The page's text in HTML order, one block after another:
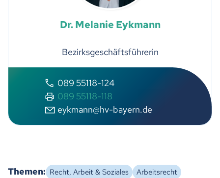
Dr. Melanie Eykmann
Bezirksgeschäftsführerin
089 55118-124
089 55118-118
eykmann@hv-bayern.de
Themen: Recht, Arbeit & Soziales
Arbeitsrecht